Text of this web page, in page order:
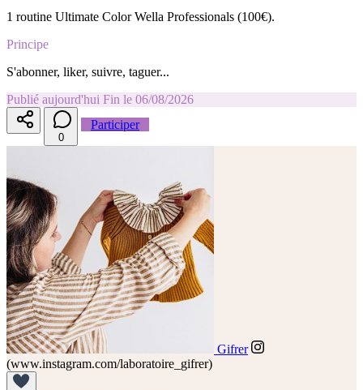
1 routine Ultimate Color Wella Professionals (100€).
Principe
S'abonner, liker, suivre, taguer...
Publié aujourd'hui Fin le 06/08/2026
0
Participer
Gifrer
(www.instagram.com/laboratoire_gifrer)